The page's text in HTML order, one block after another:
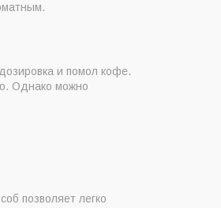
и помол кофе.
Однако можно
позволяет легко